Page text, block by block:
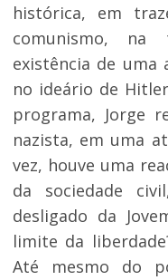
histórica, em
comunismo,
existência de uma
no ideário de
programa, Jorge
nazista, em uma
vez, houve uma
da sociedade
desligado da
limite da
Até mesmo do